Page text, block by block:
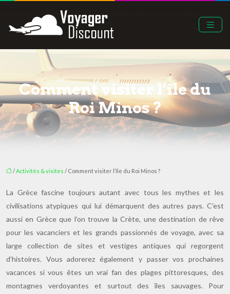
Comment visiter l’île du
Roi Minos ?
/Activités & visites / Comment visiter l’île du Roi Minos ?
La Grèce fascine toujours autant avec tous les mythes et les
civilisations atypiques qui lui démarquent des autres pays. C’est
aussi en Grèce que l’on trouve la Crète, une destination de rêve
pour les vacanciers et les grands passionnés de voyage, avec sa
large collection de sites et vestiges antiques qui regorgent
d’histoires. Vous adorerez également y passer vos prochaines
vacances si vous êtes un vrai fan des plages pittoresques, des
montagnes verdoyantes et surtout des îles sauvages. Pour